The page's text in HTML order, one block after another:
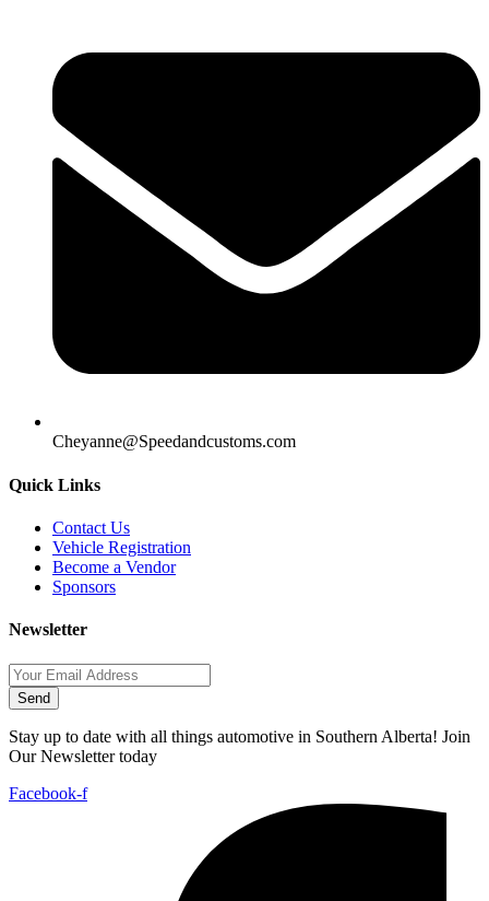
Cheyanne@Speedandcustoms.com
Quick Links
Contact Us
Vehicle Registration
Become a Vendor
Sponsors
Newsletter
Send
Stay up to date with all things automotive in Southern Alberta! Join
Our Newsletter today
Facebook-f